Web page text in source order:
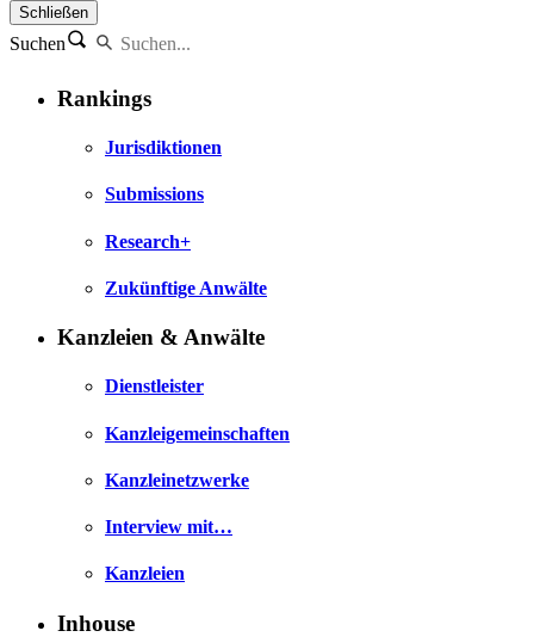
Schließen
Suchen
Rankings
Jurisdiktionen
Submissions
Research+
Zukünftige Anwälte
Kanzleien & Anwälte
Dienstleister
Kanzleigemeinschaften
Kanzleinetzwerke
Interview mit…
Kanzleien
Inhouse